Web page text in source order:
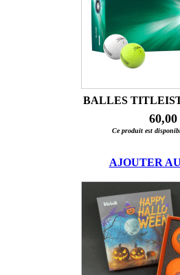
BALLES
60,00
Ce produit est
AJOUTER